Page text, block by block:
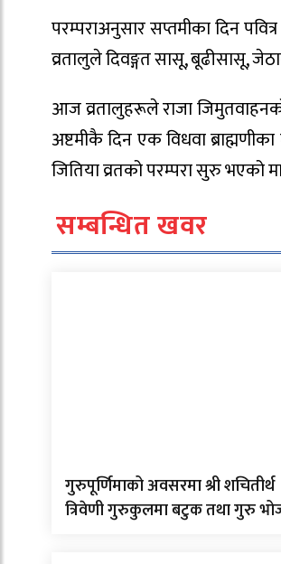
परम्पराअनुसार सप्तमीका दिन
व्रतालुले दिवङ्गत सासू, बूढीसासू,
आज व्रतालुहरूले राजा
अष्टमीकै दिन एक विधवा
जितिया व्रतको परम्परा सुरु भएको
सम्बन्धित खवर
गुरुपूर्णिमाको अवसरमा श्री शचितीर्थ
त्रिवेणी गुरुकुलमा बटुक तथा गुरु